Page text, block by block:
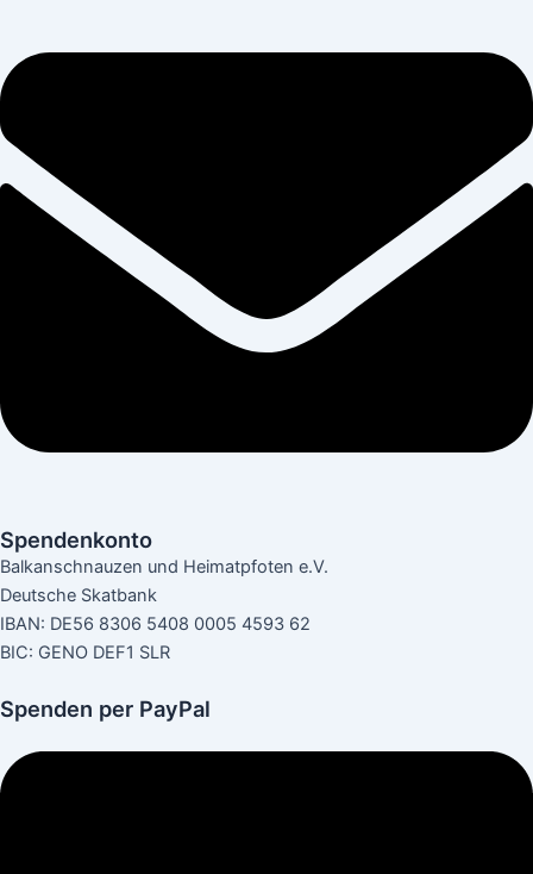
Spendenkonto
Balkanschnauzen und Heimatpfoten e.V.
Deutsche Skatbank
IBAN: DE56 8306 5408 0005 4593 62
BIC: GENO DEF1 SLR
Spenden per PayPal